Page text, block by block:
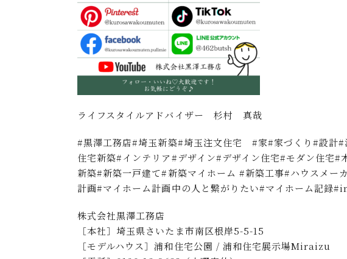
ライフスタイルアドバイザー 杉村 真哉
#黒澤工務店#埼玉新築#埼玉注文住宅 #家#家づくり#設計#
住宅新築#インテリア#デザイン#デザイン住宅#モダン住宅#
新築#新築一戸建て#新築マイホーム #新築工事#ハウスメー
計画#マイホーム計画中の人と繋がりたい#マイホーム記
株式会社黒澤工務店
［本社］埼玉県さいたま市南区根岸5-5-15
［モデルハウス］浦和住宅公園 / 浦和住宅展示場Miraizu